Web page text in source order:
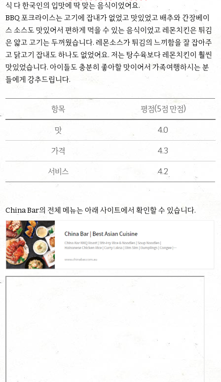
식 다 한국인의 입맛에 딱 맞는 음식이었어요.
BBQ 포크라이스는 고기에 잡내가 없었고 맛있었고 배추와 간장베이
스 소스도 맛있어서 편하게 먹을 수 있는 음식이었고 레몬치킨은 튀김
은 얇고 고기는 두꺼웠습니다. 레몬소스가 튀김의 느끼함을 잘 잡아주
고 닭고기 잡내도 하나도 없었어요. 저는 탕수육보다 레몬치킨이 훨씬
맛있었습니다. 아이들도 충분히 좋아할 맛이어서 가족여행하시는 분
들에게 강추드립니다.
항목 평점(5점 만점)
맛 4.0
가격 4.3
서비스 4.2
China Bar의 전체 메뉴는 아래 사이트에서 확인할 수 있습니다.